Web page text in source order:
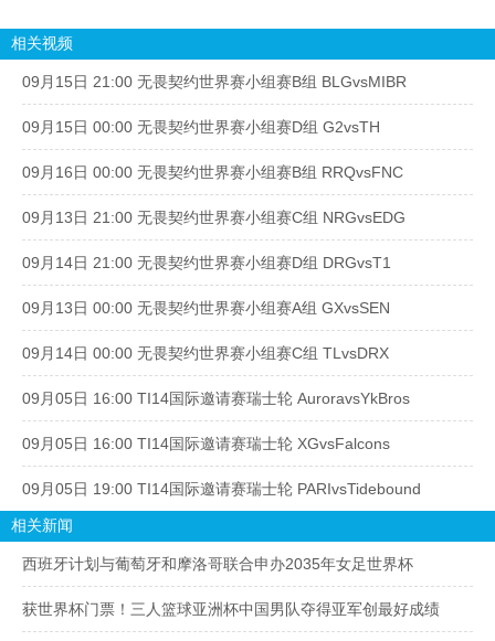
相关视频
09月15日 21:00 无畏契约世界赛小组赛B组 BLGvsMIBR
09月15日 00:00 无畏契约世界赛小组赛D组 G2vsTH
09月16日 00:00 无畏契约世界赛小组赛B组 RRQvsFNC
09月13日 21:00 无畏契约世界赛小组赛C组 NRGvsEDG
09月14日 21:00 无畏契约世界赛小组赛D组 DRGvsT1
09月13日 00:00 无畏契约世界赛小组赛A组 GXvsSEN
09月14日 00:00 无畏契约世界赛小组赛C组 TLvsDRX
09月05日 16:00 TI14国际邀请赛瑞士轮 AuroravsYkBros
09月05日 16:00 TI14国际邀请赛瑞士轮 XGvsFalcons
09月05日 19:00 TI14国际邀请赛瑞士轮 PARIvsTidebound
相关新闻
西班牙计划与葡萄牙和摩洛哥联合申办2035年女足世界杯
获世界杯门票！三人篮球亚洲杯中国男队夺得亚军创最好成绩